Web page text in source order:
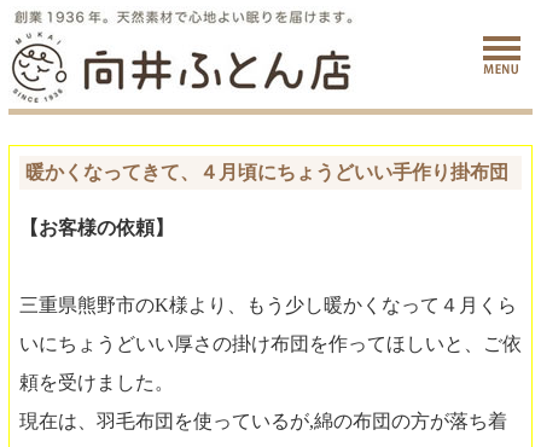
暖かくなってきて、４月頃にちょうどいい手作り掛布団
【お客様の依頼】
三重県熊野市のK様より、もう少し暖かくなって４月くら
いにちょうどいい厚さの掛け布団を作ってほしいと、ご依
頼を受けました。
現在は、羽毛布団を使っているが,綿の布団の方が落ち着